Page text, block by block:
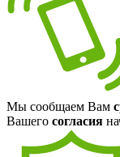
Мы сообщаем Вам
Вашего согласия